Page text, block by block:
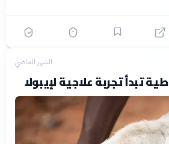
الشهر الماضي
تبدأ تجربة علاجية لإيبولا